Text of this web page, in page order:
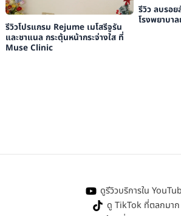
รีวิวโปรแกรม Rejume เมโสรีจูรัน
และชาแนล กระตุ้นหน้ากระจ่างใส ที่
Muse Clinic
รีวิว ลบรอ
โรงพยาบา
ดูรีวิวบริการใน
ดู TikTok ที่ตลกมาก